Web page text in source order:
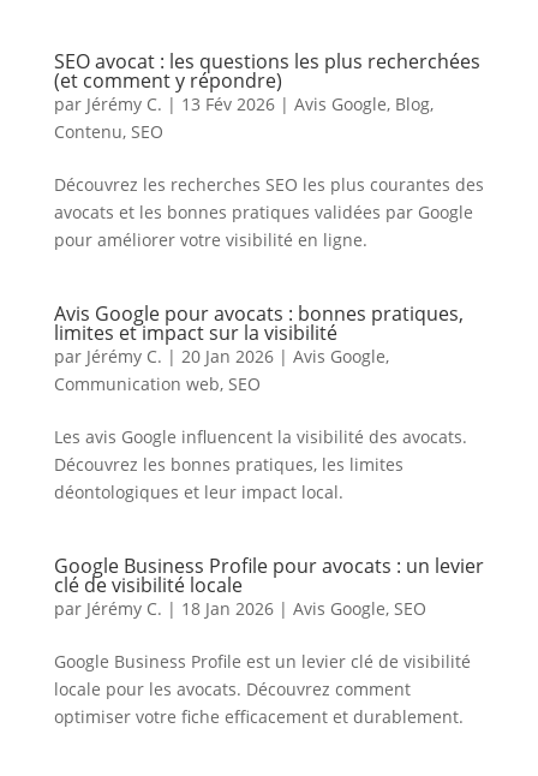
SEO avocat : les questions les plus recherchées
(et comment y répondre)
par Jérémy C. | 13 Fév 2026| Avis Google, Blog,
Contenu, SEO
Découvrez les recherches SEO les plus courantes des
avocats et les bonnes pratiques validées par Google
pour améliorer votre visibilité en ligne.
Avis Google pour avocats : bonnes pratiques,
limites et impact sur la visibilité
par Jérémy C. | 20 Jan 2026| Avis Google,
Communication web, SEO
Les avis Google influencent la visibilité des avocats.
Découvrez les bonnes pratiques, les limites
déontologiques et leur impact local.
Google Business Profile pour avocats : un levier
clé de visibilité locale
par Jérémy C. | 18 Jan 2026| Avis Google, SEO
Google Business Profile est un levier clé de visibilité
locale pour les avocats. Découvrez comment
optimiser votre fiche efficacement et durablement.